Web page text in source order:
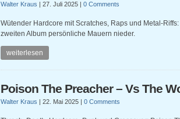
Walter Kraus | 27. Juli 2025 | 0 Comments
Wütender Hardcore mit Scratches, Raps und Metal-
zweiten Album persönliche Mauern nieder.
weiterlesen
Poison The Preacher – Vs The
Walter Kraus | 22. Mai 2025 | 0 Comments